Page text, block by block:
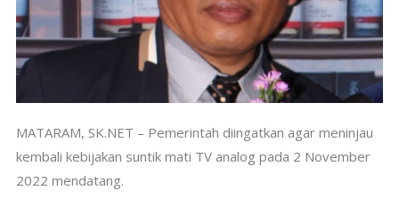
MATARAM, SK.NET – Pemerintah diingatkan agar meninjau
kembali kebijakan suntik mati TV analog pada 2 November
2022 mendatang.